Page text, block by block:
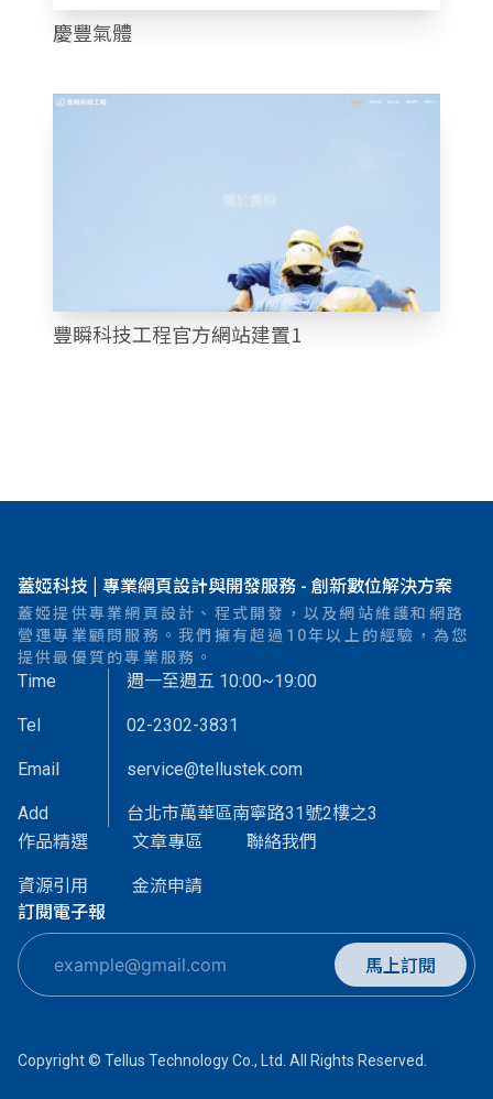
慶豐氣體
豐瞬科技工程官方網站建置1
蓋婭科技 | 專業網頁設計與開發服務 - 創新數位解決方案
蓋婭提供專業網頁設計、程式開發，以及網站維護和網路
營運專業顧問服務。我們擁有超過10年以上的經驗，為您
提供最優質的專業服務。
Time 週一至週五 10:00~19:00
Tel 02-2302-3831
Email service@tellustek.com
Add 台北市萬華區南寧路31號2樓之3
作品精選 文章專區
聯絡我們
資源引用
金流申請
訂閱電子報
馬上訂閱
Copyright © Tellus Technology Co., Ltd. All Rights Reserved.